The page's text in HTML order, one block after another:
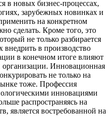
в новых бизнес-процессах,
зарубежных новинках и
на конкретном
сделать. Кроме того, это
не только разбирается
внедрить в производство
в конечном итоге влияют
организации. Инновационная
не только на
тоже. Профессия
инновациями
распространяясь на
является востребованной на